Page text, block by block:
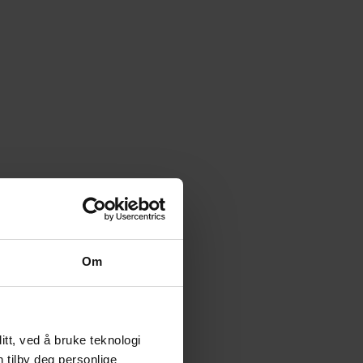
Om
ved å bruke teknologi
tilby deg personlige